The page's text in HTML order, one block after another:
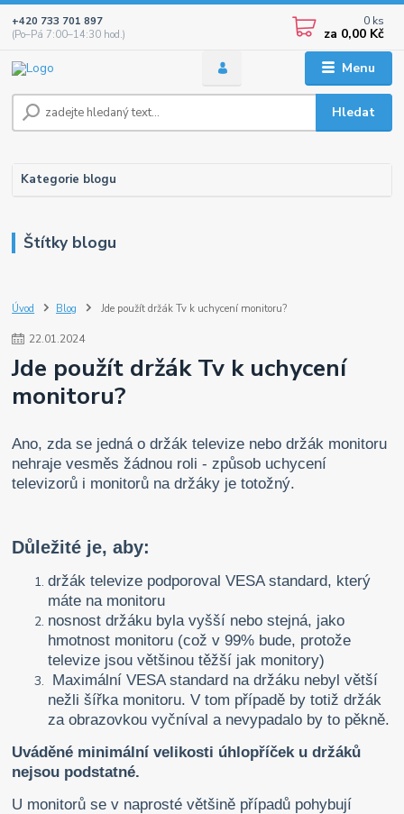
Menu
Hledat
+420 733 701 897
(Po–Pá 7:00–14:30 hod.)
0 ks
za 0,00 Kč
Kategorie blogu
Štítky blogu
Úvod Blog Jde použít držák Tv k uchycení monitoru?
22.01.2024
Jde použít držák Tv k uchycení
monitoru?
Ano, zda se jedná o držák televize nebo držák monitoru
nehraje vesměs žádnou roli - způsob uchycení
televizorů i monitorů na držáky je totožný.
Důležité je, aby:
držák televize podporoval VESA standard, který
máte na monitoru
nosnost držáku byla vyšší nebo stejná, jako
hmotnost monitoru (což v 99% bude, protože
televize jsou většinou těžší jak monitory)
Maximální VESA standard na držáku nebyl větší
nežli šířka monitoru. V tom případě by totiž držák
za obrazovkou vyčníval a nevypadalo by to pěkně.
Uváděné minimální velikosti úhlopříček u držáků
nejsou podstatné.
U monitorů se v naprosté většině případů pohybují